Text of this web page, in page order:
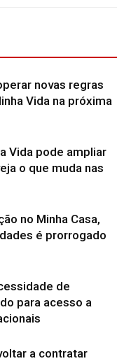
novas regras
Vida na próxima
Vida pode ampliar
o que muda nas
no Minha Casa,
é prorrogado
de
para acesso a
a contratar